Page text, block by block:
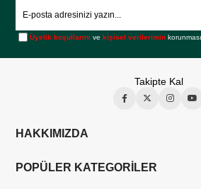
Üyelik koşullarını vekişisel verilerimin
Takipte Kal
HAKKIMIZDA
POPÜLER KATEGORİLER